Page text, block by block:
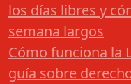
los días libres y
semana largos
Cómo funciona la
guía sobre